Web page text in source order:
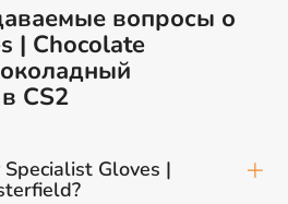
вопросы о
| Chocolate
CS2
Specialist Gloves |